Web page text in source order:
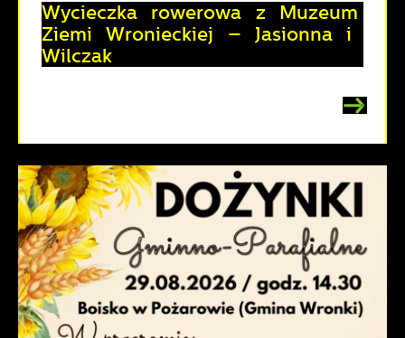
Wycieczka rowerowa z Muzeum
Ziemi Wronieckiej – Jasionna i
Wilczak